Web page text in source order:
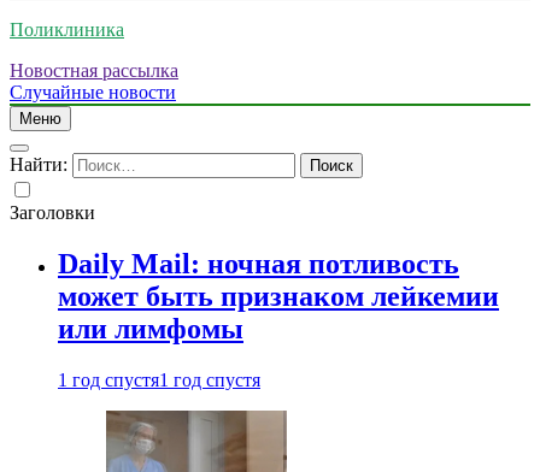
Поликлиника
Новостная рассылка
Случайные новости
Меню
Найти:
Заголовки
Daily Mail: ночная потливость
может быть признаком лейкемии
или лимфомы
1 год спустя1 год спустя